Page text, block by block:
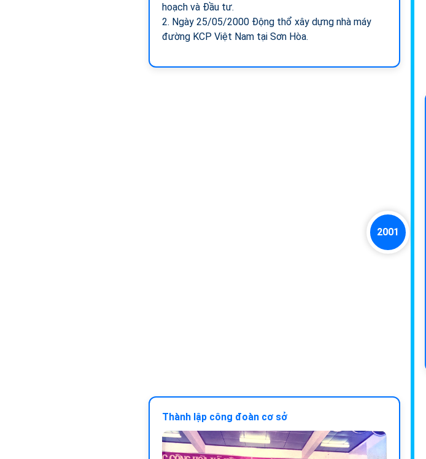
hoạch và Đầu tư.
2. Ngày 25/05/2000 Động thổ xây dựng nhà máy
đường KCP Việt Nam tại Sơn Hòa.
2001
Thành lập công đoàn cơ sở